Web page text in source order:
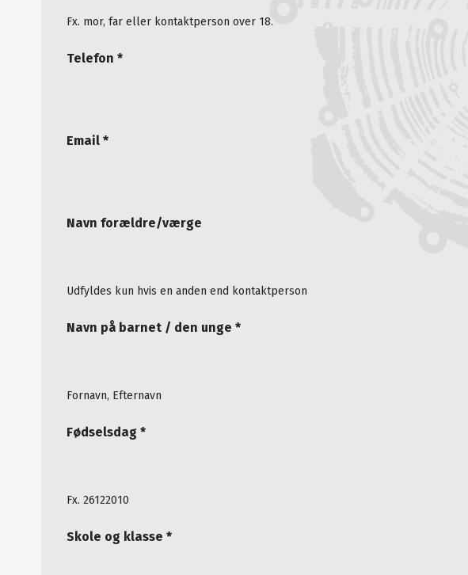
Fx. mor, far eller kontaktperson over 18.
Telefon *
Email *
Navn forældre/værge
Udfyldes kun hvis en anden end kontaktperson
Navn på barnet / den unge *
Fornavn, Efternavn
Fødselsdag *
Fx. 26122010
Skole og klasse *